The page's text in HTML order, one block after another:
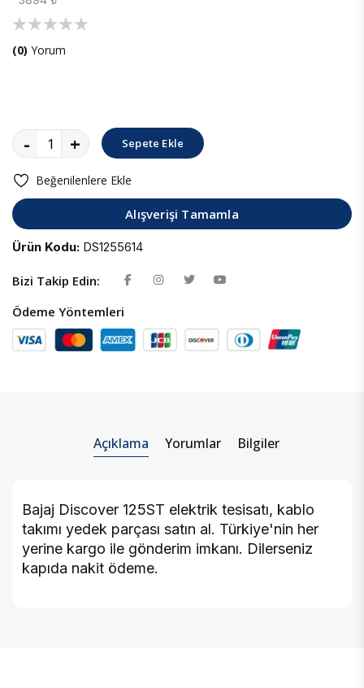
(0) Yorum
- + Sepete Ekle
Beğenilenlere Ekle
Alışverişi Tamamla
Ürün Kodu: DS1255614
Bizi Takip Edin:
Ödeme Yöntemleri
Açıklama Yorumlar Bilgiler
Bajaj Discover 125ST elektrik tesisatı, kablo
takımı yedek parçası satın al. Türkiye'nin her
yerine kargo ile gönderim imkanı. Dilerseniz
kapıda nakit ödeme.